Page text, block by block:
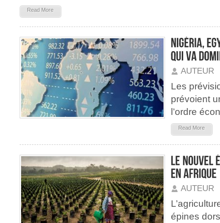
Read More
AUTEUR
Les
prévoient
l’ordre
Read More
AUTEUR
épines